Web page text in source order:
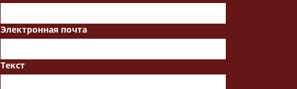
Электронная почта
Текст